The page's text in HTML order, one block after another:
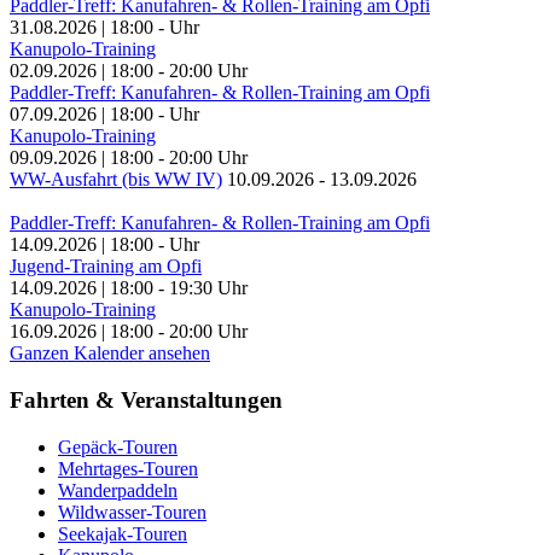
Paddler-Treff: Kanufahren- & Rollen-Training am Opfi
31.08.2026 | 18:00 - Uhr
Kanupolo-Training
02.09.2026 | 18:00 - 20:00 Uhr
Paddler-Treff: Kanufahren- & Rollen-Training am Opfi
07.09.2026 | 18:00 - Uhr
Kanupolo-Training
09.09.2026 | 18:00 - 20:00 Uhr
WW-Ausfahrt (bis WW IV) 10.09.2026 - 13.09.2026
Paddler-Treff: Kanufahren- & Rollen-Training am Opfi
14.09.2026 | 18:00 - Uhr
Jugend-Training am Opfi
14.09.2026 | 18:00 - 19:30 Uhr
Kanupolo-Training
16.09.2026 | 18:00 - 20:00 Uhr
Ganzen Kalender ansehen
Fahrten & Veranstaltungen
Gepäck-Touren
Mehrtages-Touren
Wanderpaddeln
Wildwasser-Touren
Seekajak-Touren